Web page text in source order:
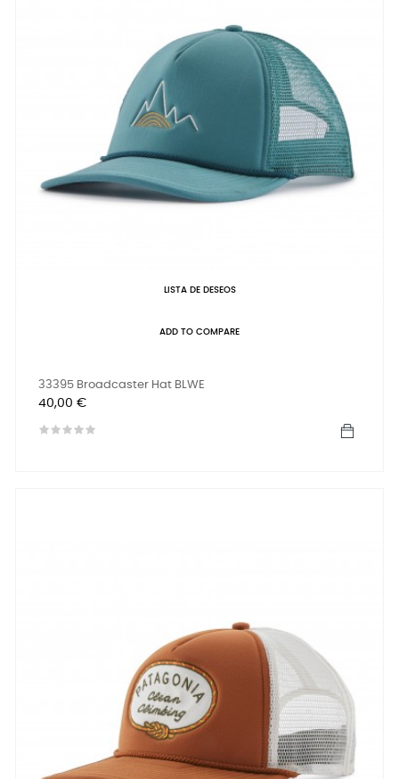
LISTA DE DESEOS
ADD TO COMPARE
33395 Broadcaster Hat BLWE
Precio
40,00 €